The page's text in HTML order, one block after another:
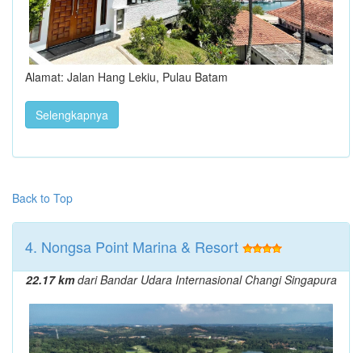
Alamat: Jalan Hang Lekiu, Pulau Batam
Selengkapnya
Back to Top
4. Nongsa Point Marina & Resort
22.17 kmdari Bandar Udara Internasional Changi Singapura